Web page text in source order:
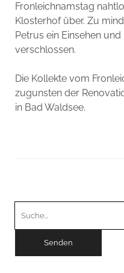
Fronleichnamstag
Klosterhof über. Zu
Petrus ein Einsehen
verschlossen.
Die Kollekte vom
zugunsten der
in Bad Waldsee.